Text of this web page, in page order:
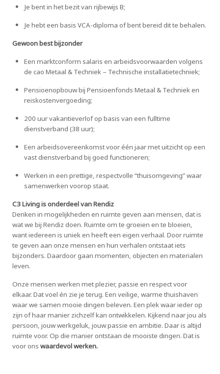
Je bent in het bezit van rijbewijs B;
Je hebt een basis VCA-diploma of bent bereid dit te behalen.
Gewoon best bijzonder
Een marktconform salaris en arbeidsvoorwaarden volgens
de cao Metaal & Techniek – Technische installatietechniek;
Pensioenopbouw bij Pensioenfonds Metaal & Techniek en
reiskostenvergoeding;
200 uur vakantieverlof op basis van een fulltime
dienstverband (38 uur);
Een arbeidsovereenkomst voor één jaar met uitzicht op een
vast dienstverband bij goed functioneren;
Werken in een prettige, respectvolle “thuisomgeving” waar
samenwerken voorop staat.
C3 Living is onderdeel van Rendiz
Denken in mogelijkheden en ruimte geven aan mensen, dat is
wat we bij Rendiz doen. Ruimte om te groeien en te bloeien,
want iedereen is uniek en heeft een eigen verhaal. Door ruimte
te geven aan onze mensen en hun verhalen ontstaat iets
bijzonders. Daardoor gaan momenten, objecten en materialen
leven.
Onze mensen werken met plezier, passie en respect voor
elkaar. Dat voel én zie je terug. Een veilige, warme thuishaven
waar we samen mooie dingen beleven. Een plek waar ieder op
zijn of haar manier zichzelf kan ontwikkelen. Kijkend naar jou als
persoon, jouw werkgeluk, jouw passie en ambitie. Daar is altijd
ruimte voor. Op die manier ontstaan de mooiste dingen. Dat is
voor ons waardevol werken.